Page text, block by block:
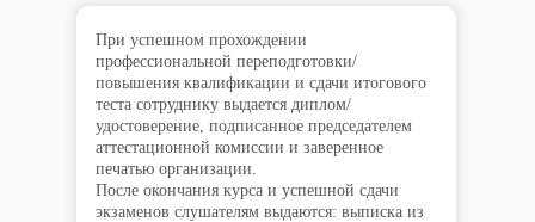
При успешном прохождении
профессиональной переподготовки/
повышения квалификации и сдачи итогового
теста сотруднику выдается диплом/
удостоверение, подписанное председателем
аттестационной комиссии и заверенное
печатью организации.
После окончания курса и успешной сдачи
экзаменов слушателям выдаются: выписка из